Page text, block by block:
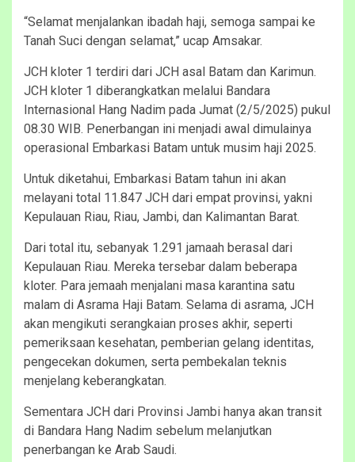
“Selamat menjalankan ibadah haji, semoga sampai ke
Tanah Suci dengan selamat,” ucap Amsakar.
JCH kloter 1 terdiri dari JCH asal Batam dan Karimun.
JCH kloter 1 diberangkatkan melalui Bandara
Internasional Hang Nadim pada Jumat (2/5/2025) pukul
08.30 WIB. Penerbangan ini menjadi awal dimulainya
operasional Embarkasi Batam untuk musim haji 2025.
Untuk diketahui, Embarkasi Batam tahun ini akan
melayani total 11.847 JCH dari empat provinsi, yakni
Kepulauan Riau, Riau, Jambi, dan Kalimantan Barat.
Dari total itu, sebanyak 1.291 jamaah berasal dari
Kepulauan Riau. Mereka tersebar dalam beberapa
kloter. Para jemaah menjalani masa karantina satu
malam di Asrama Haji Batam. Selama di asrama, JCH
akan mengikuti serangkaian proses akhir, seperti
pemeriksaan kesehatan, pemberian gelang identitas,
pengecekan dokumen, serta pembekalan teknis
menjelang keberangkatan.
Sementara JCH dari Provinsi Jambi hanya akan transit
di Bandara Hang Nadim sebelum melanjutkan
penerbangan ke Arab Saudi.